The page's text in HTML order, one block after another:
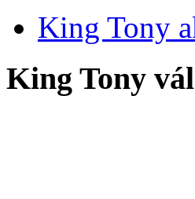
King Tony
King Tony